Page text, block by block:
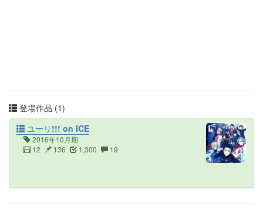
登場作品 (1)
ユーリ!!! on ICE
2016年10月期
12
136 1,300 19